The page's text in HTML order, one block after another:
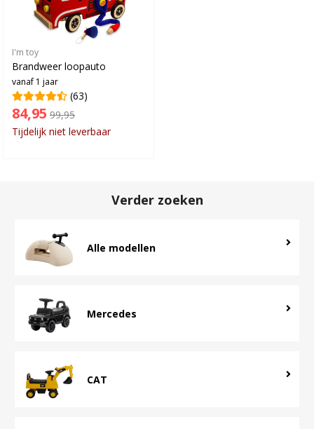
I'm toy
Brandweer loopauto
vanaf 1 jaar
(63)
84,95 99,95
Tijdelijk niet leverbaar
Verder zoeken
Alle modellen
Mercedes
CAT